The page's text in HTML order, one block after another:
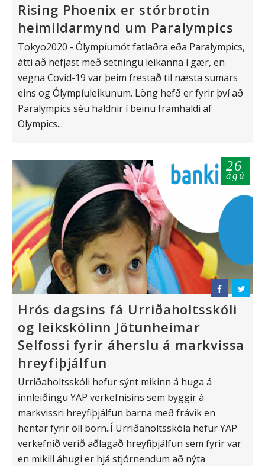
Rising Phoenix er stórbrotin
heimildarmynd um Paralympics
Tokyo2020 - Ólympíumót fatlaðra eða Paralympics,
átti að hefjast með setningu leikanna í gær, en
vegna Covid-19 var þeim frestað til næsta sumars
eins og Ólympíuleikunum. Löng hefð er fyrir því að
Paralympics séu haldnir í beinu framhaldi af
Olympics...
26
ágú
Hrós dagsins fá Urriðaholtsskóli
og leikskólinn Jötunheimar
Selfossi fyrir áherslu á markvissa
hreyfiþjálfun
Urriðaholtsskóli hefur sýnt mikinn á huga á
innleiðingu YAP verkefnisins sem byggir á
markvissri hreyfiþjálfun barna með frávik en
hentar fyrir öll börn..Í Urriðaholtsskóla hefur YAP
verkefnið verið aðlagað hreyfiþjálfun sem fyrir var
en mikill áhugi er hjá stjórnendum að nýta